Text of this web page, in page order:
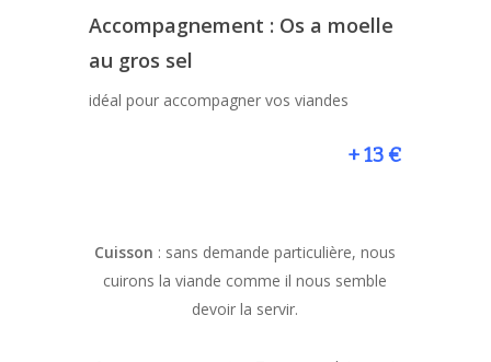
Accompagnement : Os a moelle
au gros sel
idéal pour accompagner vos viandes
+ 13 €
Cuisson : sans demande particulière, nous
cuirons la viande comme il nous semble
devoir la servir.